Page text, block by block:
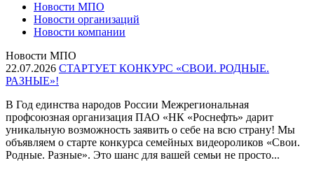
Новости МПО
Новости организаций
Новости компании
Новости МПО
22.07.2026 СТАРТУЕТ КОНКУРС «СВОИ. РОДНЫЕ.
РАЗНЫЕ»!
В Год единства народов России Межрегиональная
профсоюзная организация ПАО «НК «Роснефть» дарит
уникальную возможность заявить о себе на всю страну! Мы
объявляем о старте конкурса семейных видеороликов «Свои.
Родные. Разные». Это шанс для вашей семьи не просто...